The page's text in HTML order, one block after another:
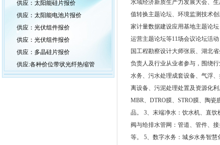
供应：太阳能硅片报价
供应：太阳能电池片报价
供应：光伏组件报价
供应：光伏组件报价
供应：多晶硅片报价
供应:各种价位带状光纤热缩管
水域经济新质生产力发展大会、
值转换主题论坛、环境监测技术
家计量数据建设应用基地主题论
运营主题论坛等11场会议论坛活
国工程勘察设计大师张辰、湖北
负责人及行业从业者参与，围绕
水务、污水处理成套设备、气浮
离设备、污泥处理处置及资源化
MBR、DTRO膜、STRO膜、陶
品。 3、末端净水：饮水机、直
阀与给排水管网：管道、管件、
等。 5、数字水务：城乡水务智